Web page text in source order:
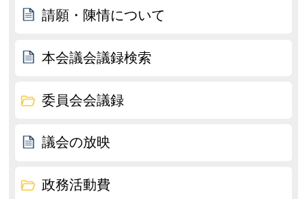
請願・陳情について
本会議会議録検索
委員会会議録
議会の放映
政務活動費